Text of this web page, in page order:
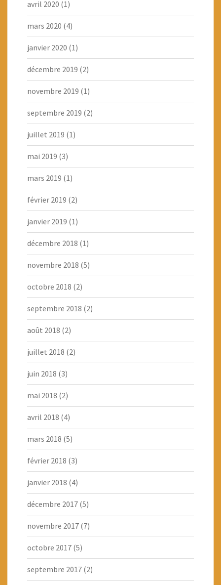
avril 2020 (1)
mars 2020 (4)
janvier 2020 (1)
décembre 2019 (2)
novembre 2019 (1)
septembre 2019 (2)
juillet 2019 (1)
mai 2019 (3)
mars 2019 (1)
février 2019 (2)
janvier 2019 (1)
décembre 2018 (1)
novembre 2018 (5)
octobre 2018 (2)
septembre 2018 (2)
août 2018 (2)
juillet 2018 (2)
juin 2018 (3)
mai 2018 (2)
avril 2018 (4)
mars 2018 (5)
février 2018 (3)
janvier 2018 (4)
décembre 2017 (5)
novembre 2017 (7)
octobre 2017 (5)
septembre 2017 (2)